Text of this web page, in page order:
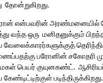
என்பவரின் அரண்மனையில்
வந்த ஒரு மனிதனுக்கும்
பரோனின் சகோதரி
மகள் பெயர் குயுனகண்ட்.